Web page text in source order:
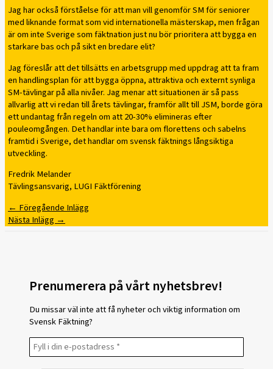
Jag har också förståelse för att man vill genomför SM för seniorer
med liknande format som vid internationella mästerskap, men frågan
är om inte Sverige som fäktnation just nu bör prioritera att bygga en
starkare bas och på sikt en bredare elit?
Jag föreslår att det tillsätts en arbetsgrupp med uppdrag att ta fram
en handlingsplan för att bygga öppna, attraktiva och externt synliga
SM-tävlingar på alla nivåer. Jag menar att situationen är så pass
allvarlig att vi redan till årets tävlingar, framför allt till JSM, borde göra
ett undantag från regeln om att 20-30% elimineras efter
pouleomgången. Det handlar inte bara om florettens och sabelns
framtid i Sverige, det handlar om svensk fäktnings långsiktiga
utveckling.
Fredrik Melander
Tävlingsansvarig, LUGI Fäktförening
← Föregående Inlägg
Nästa Inlägg →
Prenumerera på vårt nyhetsbrev!
Du missar väl inte att få nyheter och viktig information om
Svensk Fäktning?